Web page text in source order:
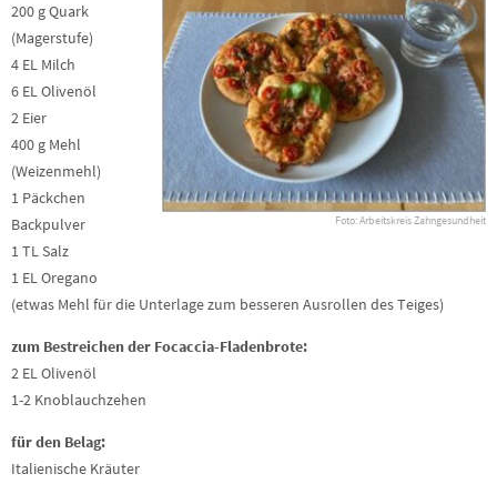
Foto: Arbeitskreis Zahngesundheit
200 g Quark
(Magerstufe)
4 EL Milch
6 EL Olivenöl
2 Eier
400 g Mehl
(Weizenmehl)
1 Päckchen
Backpulver
1 TL Salz
1 EL Oregano
(etwas Mehl für die Unterlage zum besseren Ausrollen des Teiges)
zum Bestreichen der Focaccia-Fladenbrote:
2 EL Olivenöl
1-2 Knoblauchzehen
für den Belag:
Italienische Kräuter